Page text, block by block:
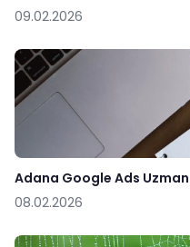
09.02.2026
Adana Google Ads
08.02.2026